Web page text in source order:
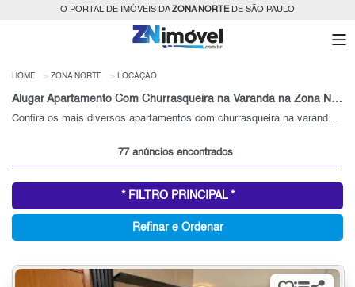
O PORTAL DE IMÓVEIS DAZONA NORTEDE SÃO PAULO
HOME ZONA NORTE LOCAÇÃO
Alugar Apartamento Com Churrasqueira na Varanda na Zona Norte - SP
Confira os mais diversos apartamentos com churrasqueira na varanda para alugar na Zona Norte - SP.
77 anúncios encontrados
* FILTRO PRINCIPAL *
Refinar e Ordenar